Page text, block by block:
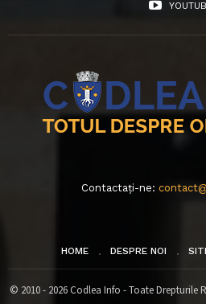
Contactați-ne:
HOME DESPRE NOI
© 2010 - 2026 Codlea Info - Toate Drepturile